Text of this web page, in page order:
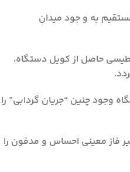
به و جود میدان
حاصل از کویل دستگاه،
وجود چنین “جریان گردابی” را
فاز معینی احساس و مدفون را